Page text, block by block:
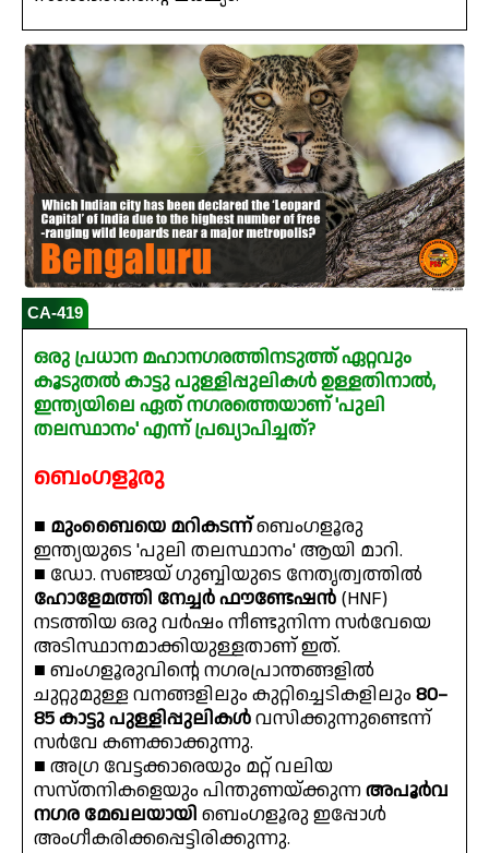
CA-419
ഒരു പ്രധാന മഹാനഗരത്തിനടുത്ത് ഏറ്റവും
കൂടുതൽ കാട്ടു പുള്ളിപ്പുലികൾ ഉള്ളതിനാൽ,
ഇന്ത്യയിലെ ഏത് നഗരത്തെയാണ് 'പുലി
തലസ്ഥാനം' എന്ന് പ്രഖ്യാപിച്ചത്?
ബെംഗളൂരു
■ മുംബൈയെ മറികടന്ന്ബെംഗളൂരു
ഇന്ത്യയുടെ 'പുലി തലസ്ഥാനം' ആയി മാറി.
■ ഡോ. സഞ്ജയ് ഗുബ്ബിയുടെ നേതൃത്വത്തിൽ
ഹോളേമത്തി നേച്ചർ ഫൗണ്ടേഷൻ (HNF)
നടത്തിയ ഒരു വർഷം നീണ്ടുനിന്ന സർവേയെ
അടിസ്ഥാനമാക്കിയുള്ളതാണ് ഇത്.
■ ബംഗളൂരുവിന്റെ നഗരപ്രാന്തങ്ങളിൽ
ചുറ്റുമുള്ള വനങ്ങളിലും കുറ്റിച്ചെടികളിലും 80–
85 കാട്ടു പുള്ളിപ്പുലികൾവസിക്കുന്നുണ്ടെന്ന്
സർവേ കണക്കാക്കുന്നു.
■ അഗ്ര വേട്ടക്കാരെയും മറ്റ് വലിയ
സസ്തനികളെയും പിന്തുണയ്ക്കുന്നഅപൂർവ
നഗര മേഖലയായി ബെംഗളൂരു ഇപ്പോൾ
അംഗീകരിക്കപ്പെട്ടിരിക്കുന്നു.